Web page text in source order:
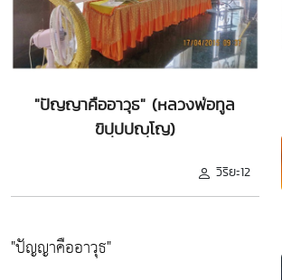
"ปัญญาคืออาวุธ" (หลวงพ่อทูล
ขิปฺปปญฺโญ)
วิริยะ12
"ปัญญาคืออาวุธ"